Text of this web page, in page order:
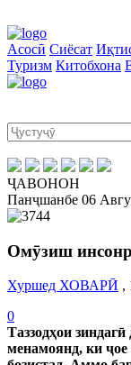
Асосӣ Сиёсат
Туризм Китобхона
ҶАВОНОН
Панҷшанбе 06
Омӯзиш
Хуршед ХОВАРӢ ,
0
Таззодҳои
менамоянд, ки ҷое